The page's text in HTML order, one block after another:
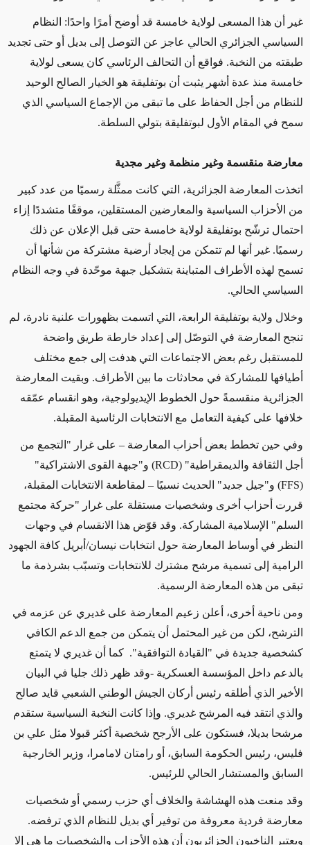
غير أن هذا المسعى لولاية خامسة قد أوضح أمرًا واحدًا: النظام
السياسي الجزائري الحالي عاجز عن التوصل إلى بديل أو حتى تجديد
طبقته من النخبة. فواقع أن التحالف الرئاسي كان يسعى لولاية
خامسة منذ عدة أشهر يثبت أن بوتفليقة هو الخيار الصالح الوحيد
للنظام من أجل الحفاظ على ما تبقى من الإجماع السياسي الذي
سمح في المقام الأول لبوتفليقة بتولي السلطة.
معارضة منقسمة وغير منظمة وغير مجدية
اتخذت المعارضة الجزائرية، التي كانت ممثَّلة رسميًا من عدد كبير
من الأحزاب السياسية والمعارضين المستقلين، موقفًا متشددًا إزاء
احتمال ترشّح بوتفليقة لولاية خامسة حتى قبل الإعلان عن ذلك
رسميًا. غير أنها لم تتمكن من إيجاد أرضية مشتركة من شأنها أن
تسمح لهذه الأطراف المتباينة بتشكيل جبهة موحّدة في وجه النظام
السياسي الحالي.
وخلال ولاية بوتفليقة الرابعة، التي اتسمت بظهورات علنية نادرة، لم
تنجح المعارضة في التوصّل إلى إعداد خارطة طريق واضحة
للمستقبل رغم بعض الاجتماعات التي هدفت إلى جمع مختلف
أطيافها للمشاركة في محادثات ما بين الأطراف. وبقيت المعارضة
الجزائرية منقسمةً حول الخطوط الإيديولوجية، وهو انقسام عمّقه
خلافها على كيفية التعامل مع الانتخابات الرئاسية المقبلة.
وفي حين تخطط بعض أحزاب المعارضة – على غرار "التجمع من
أجل الثقافة والديمقراطية" (RCD) و"جبهة القوى الاشتراكية"
(FFS) و"جيل جديد" الحديث نسبيًا – لمقاطعة الانتخابات المقبلة،
قررت أحزاب أخرى وشخصيات مستقلة على غرار "حركة مجتمع
السلم" الإسلامية المشاركة. وقد قوّض هذا الانقسام في وجهات
النظر في أوساط المعارضة حول انتخابات نيسان/أبريل كافة الجهود
الرامية إلى تسمية مرشح مشترك للانتخابات وتسبّب بشرذمة ما
تبقى من هذه المعارضة الرسمية.
ومن ناحية أخرى، أعلن زعيم المعارضة على غديري عن عزمه في
الترشح، لكن من غير المحتمل أن يتمكن من جمع الدعم الكافي
كشخصية جديدة في "القيادة التوافقية". كما أن غديري لا يتمتع
بالدعم داخل المؤسسة العسكرية -وقد ظهر ذلك جليا في البيان
الأخير الذي أطلقه رئيس أركان الجيش الوطني الشعبي قايد صالح
والذي انتقد فيه المرشح غديري. وإذا كانت النخبة السياسية ستقدم
مرشحا بديلا، فستكون على الأرجح شخصية أكثر قبولا مثل علي بن
فليس، رئيس الحكومة السابق، أو رامتان لامامرا، وزير الخارجية
السابق والمستشار الحالي للرئيس.
وقد منعت هذه الهشاشة والخلاف أي حزب رسمي أو شخصيات
معارضة فردية معروفة من توفير أي بديل للنظام الذي ترفضه.
ويعتبر الناخبون الجزائريون أن هذه الأحزاب والشخصيات ما هي إلا